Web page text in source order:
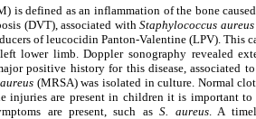
is defined as an inflammation of the bone
(DVT), associated withStaphylococcus aureus
of leucocidin Panton-Valentine (LPV). This
lower limb. Doppler sonography revealed
positive history for this disease, associated
(MRSA) was isolated in culture. Normal
injuries are present in children it is important
are present, such asS. aureus. A